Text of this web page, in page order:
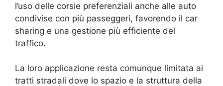
l’uso delle corsie preferenziali anche alle auto
condivise con più passeggeri, favorendo il car
sharing e una gestione più efficiente del
traffico.
La loro applicazione resta comunque limitata ai
tratti stradali dove lo spazio e la struttura della